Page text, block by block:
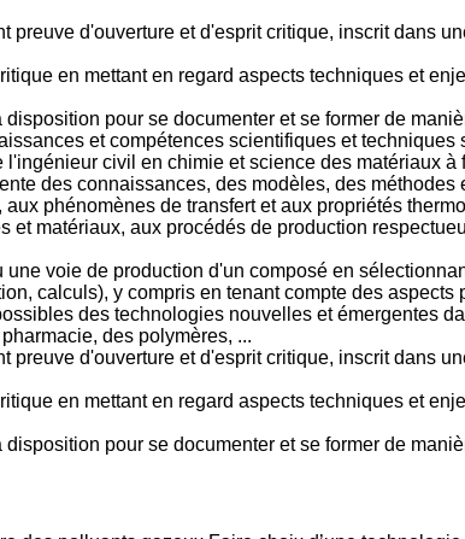
preuve d'ouverture et d'esprit critique, inscrit dans
en mettant en regard aspects techniques et
pour se documenter et se former de
et compétences scientifiques et
civil en chimie et science des matériaux
des connaissances, des modèles, des
phénomènes de transfert et aux propriétés
et matériaux, aux procédés de production
voie de production d'un composé en
calculs), y compris en tenant compte des aspects
des technologies nouvelles et émergentes
des polymères, ...
preuve d'ouverture et d'esprit critique, inscrit dans
en mettant en regard aspects techniques et
pour se documenter et se former de